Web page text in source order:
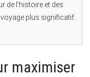
de l’histoire et des
plus significatif.
maximiser